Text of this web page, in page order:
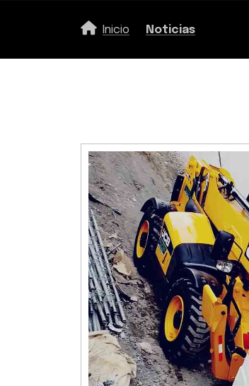
Inicio Noticias